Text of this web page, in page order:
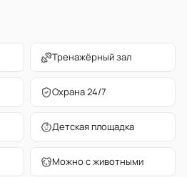
Тренажёрный зал
Охрана 24/7
Детская площадка
Можно с животными